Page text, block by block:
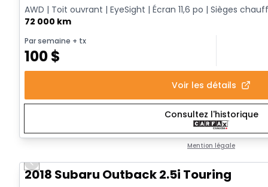
AWD | Toit ouvrant | EyeSight | Écran 11,6 po | Sièges
72 000 km
Par semaine + tx
100$
Voir les détails
Consultez l'historique
Mention légale
Previous slide
2018 Subaru Outback 2.5i Touring